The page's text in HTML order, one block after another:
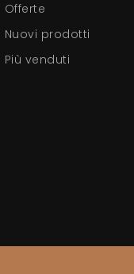
Offerte
Nuovi prodotti
Più venduti